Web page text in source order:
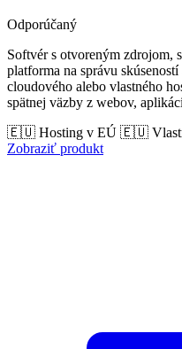
Odporúčaný
Softvér s otvoreným zdrojom,
platforma na správu
cloudového alebo vlastného
spätnej väzby z webov,
🇪🇺 Hosting v EÚ 🇪🇺
Zobraziť produkt